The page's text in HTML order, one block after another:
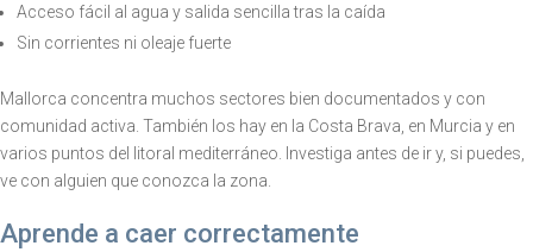
Acceso fácil al agua y salida sencilla tras la caída
Sin corrientes ni oleaje fuerte
Mallorca concentra muchos sectores bien documentados y con
comunidad activa. También los hay en la Costa Brava, en Murcia y en
varios puntos del litoral mediterráneo. Investiga antes de ir y, si puedes,
ve con alguien que conozca la zona.
Aprende a caer correctamente